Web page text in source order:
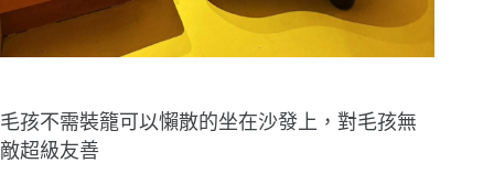
毛孩不需裝籠可以懶散的坐在沙發上，對毛孩無
敵超級友善